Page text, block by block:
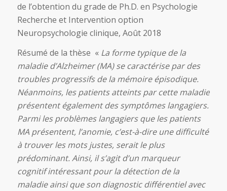
de l’obtention du grade de Ph.D. en Psychologie
Recherche et Intervention option
Neuropsychologie clinique, Août 2018
Résumé de la thèse «La forme typique de la
maladie d’Alzheimer (MA) se caractérise par des
troubles progressifs de la mémoire épisodique.
Néanmoins, les patients atteints par cette maladie
présentent également des symptômes langagiers.
Parmi les problèmes langagiers que les patients
MA présentent, l’anomie, c’est-à-dire une difficulté
à trouver les mots justes, serait le plus
prédominant. Ainsi, il s’agit d’un marqueur
cognitif intéressant pour la détection de la
maladie ainsi que son diagnostic différentiel avec